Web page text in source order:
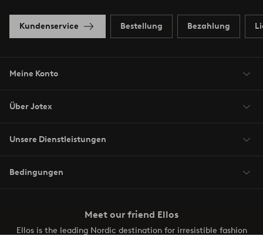
Kundenservice Bestellung Bezahlung
Meine Konto
Über Jotex
Unsere Dienstleistungen
Bedingungen
Meet our friend Ellos
Ellos is the leading Nordic destination for irresistible fashion